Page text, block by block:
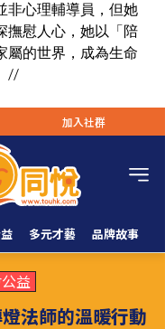
非心理輔導員，但她
撫慰人心，她以「陪
屬的世界，成為生命
//